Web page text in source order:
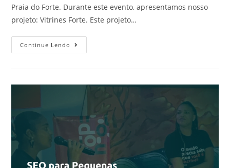
Praia do Forte. Durante este evento, apresentamos nosso
projeto: Vitrines Forte. Este projeto…
Continue Lendo